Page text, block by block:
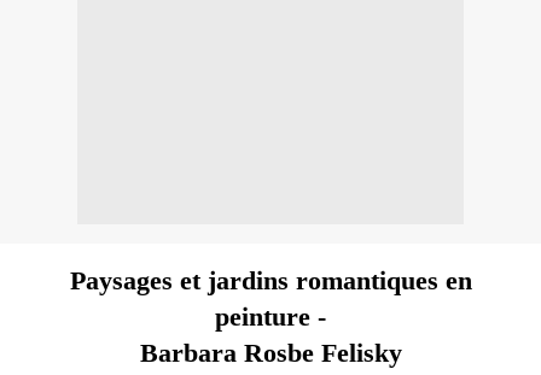
Paysages et jardins romantiques en
peinture -
Barbara Rosbe Felisky